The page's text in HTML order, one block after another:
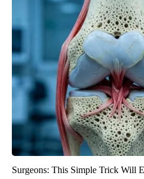
Surgeons: This Simple Trick Will